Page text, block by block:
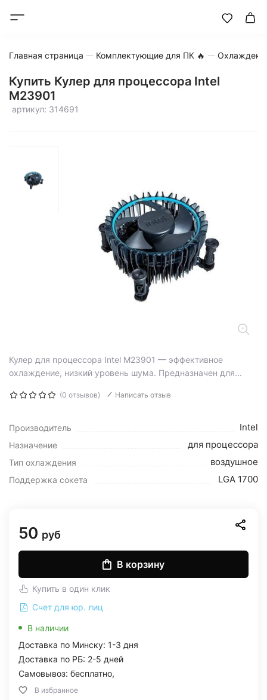
Главная страница Комплектующие для ПК 🔥
Купить Кулер для процессора Intel
M23901
артикул: 314691
Кулер для процессора Intel M23901 — эффективное
охлаждение, низкий уровень шума. Предназначен для...
(0 отзывов) Написать отзыв
Производитель Intel
Назначение для процессора
Тип охлаждения воздушное
Поддержка сокета LGA 1700
50 руб
В корзину
Купить в один клик
Счет для юр. лиц
В наличии
Доставка по Минску: 1-3 дня
Доставка по РБ: 2-5 дней
Самовывоз: бесплатно,
В избранное